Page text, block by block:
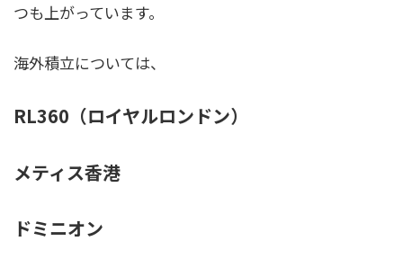
つも上がっています。
海外積立については、
RL360（ロイヤルロンドン）
メティス香港
ドミニオン